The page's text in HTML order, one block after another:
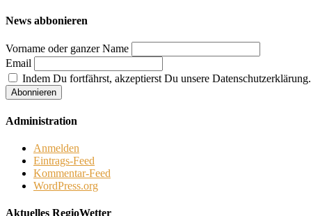
News abbonieren
Vorname oder ganzer Name
Email
Indem Du fortfährst, akzeptierst Du unsere Datenschutzerklärung.
Administration
Anmelden
Eintrags-Feed
Kommentar-Feed
WordPress.org
Aktuelles RegioWetter